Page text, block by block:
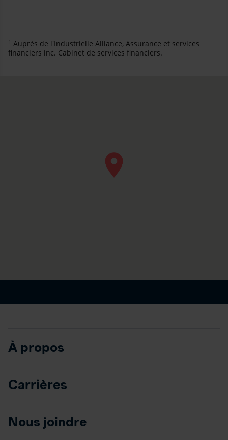
1 Auprès de l'Industrielle Alliance, Assurance et services
financiers inc. Cabinet de services financiers.
À propos
Carrières
Nous joindre